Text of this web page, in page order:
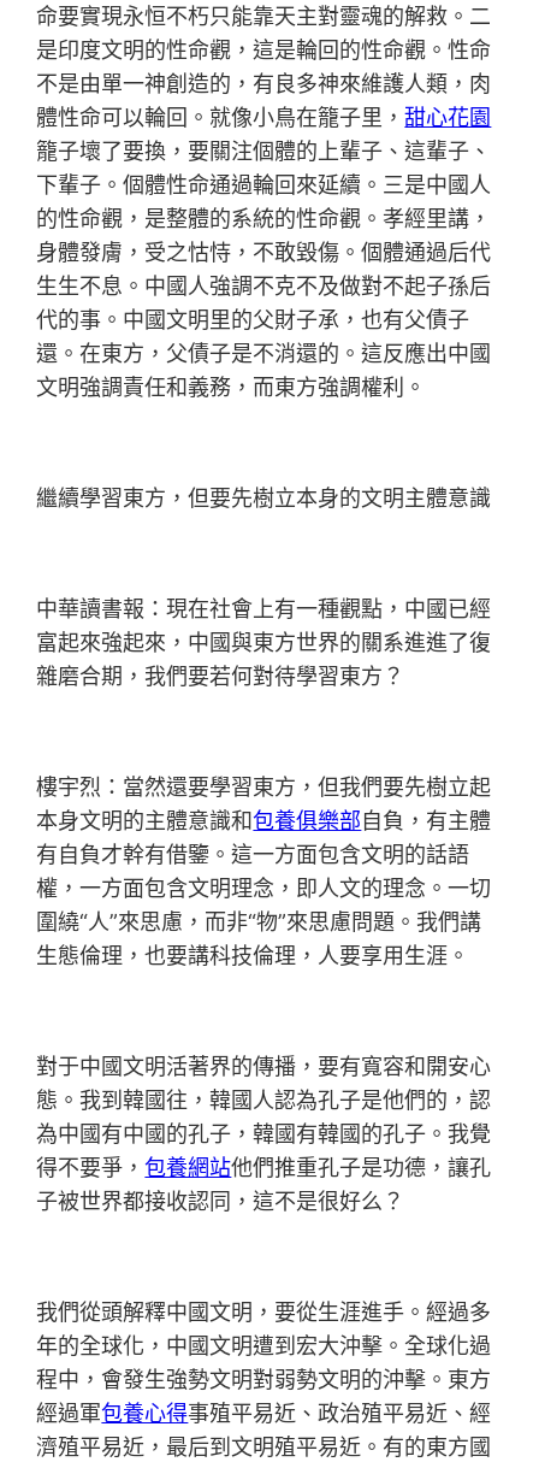
命要實現永恒不朽只能靠天主對靈魂的解救。二
是印度文明的性命觀，這是輪回的性命觀。性命
不是由單一神創造的，有良多神來維護人類，肉
體性命可以輪回。就像小鳥在籠子里，甜心花園
籠子壞了要換，要關注個體的上輩子、這輩子、
下輩子。個體性命通過輪回來延續。三是中國人
的性命觀，是整體的系統的性命觀。孝經里講，
身體發膚，受之怙恃，不敢毀傷。個體通過后代
生生不息。中國人強調不克不及做對不起子孫后
代的事。中國文明里的父財子承，也有父債子
還。在東方，父債子是不消還的。這反應出中國
文明強調責任和義務，而東方強調權利。
繼續學習東方，但要先樹立本身的文明主體意識
中華讀書報：現在社會上有一種觀點，中國已經
富起來強起來，中國與東方世界的關系進進了復
雜磨合期，我們要若何對待學習東方？
樓宇烈：當然還要學習東方，但我們要先樹立起
本身文明的主體意識和包養俱樂部自負，有主體
有自負才幹有借鑒。這一方面包含文明的話語
權，一方面包含文明理念，即人文的理念。一切
圍繞“人”來思慮，而非“物”來思慮問題。我們講
生態倫理，也要講科技倫理，人要享用生涯。
對于中國文明活著界的傳播，要有寬容和開安心
態。我到韓國往，韓國人認為孔子是他們的，認
為中國有中國的孔子，韓國有韓國的孔子。我覺
得不要爭，包養網站他們推重孔子是功德，讓孔
子被世界都接收認同，這不是很好么？
我們從頭解釋中國文明，要從生涯進手。經過多
年的全球化，中國文明遭到宏大沖擊。全球化過
程中，會發生強勢文明對弱勢文明的沖擊。東方
經過軍包養心得事殖平易近、政治殖平易近、經
濟殖平易近，最后到文明殖平易近。有的東方國